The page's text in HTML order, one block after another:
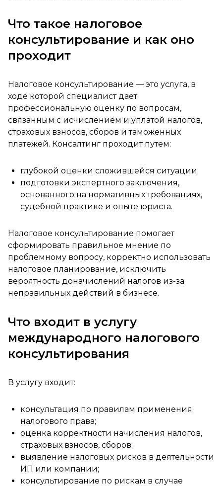
Что такое налоговое
консультирование и как оно
проходит
Налоговое консультирование — это услуга, в
ходе которой специалист дает
профессиональную оценку по вопросам,
связанным с исчислением и уплатой налогов,
страховых взносов, сборов и таможенных
платежей. Консалтинг проходит путем:
глубокой оценки сложившейся ситуации;
подготовки экспертного заключения,
основанного на нормативных требованиях,
судебной практике и опыте юриста.
Налоговое консультирование помогает
сформировать правильное мнение по
проблемному вопросу, корректно использовать
налоговое планирование, исключить
вероятность доначислений налогов из-за
неправильных действий в бизнесе.
Что входит в услугу
международного налогового
консультирования
В услугу входит:
консультация по правилам применения
налогового права;
оценка корректности начисления налогов,
страховых взносов, сборов;
выявление налоговых рисков в деятельности
ИП или компании;
консультирование по рискам в случае